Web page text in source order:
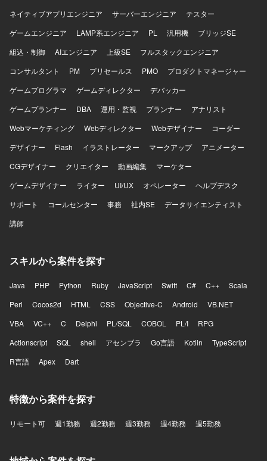
ネイティブアプリエンジニア
サーバーエンジニア
テスター
ゲームエンジニア
LAMP系エンジニア PL 汎用機
ブリッジSE
組込・制御
AIエンジニア 上級SE
フルスタックエンジニア
コンサルタント
PM プリセールス PMO
プロダクトマネージャー
ゲームプログラマ
ゲームディレクター
デバッカー
ゲームプランナー
DBA 運用・監視 プランナー
アナリスト
Webマーケティング
Webディレクター Webデザイナー
コーダー
デザイナー
Flash イラストレーター マークアップ
アニメーター
CGデザイナー
クリエイター 動画編集
マーケター
ゲームデザイナー
ライター UI/UX オペレーター
ヘルプデスク
サポート
コールセンター 事務 社内SE
データサイエンティスト
講師
スキルから案件を探す
Java PHP Python Ruby JavaScript Swift C# C++
Scala
Perl
Cocos2d HTML CSS Objective-C Android
VB.NET
VBA
VC++ C Delphi PL/SQL COBOL PL/I
RPG
Actionscript
SQL shell アセンブラ Go言語 Kotlin
TypeScript
R言語
Apex Dart
特徴から案件を探す
リモート可 週1勤務 週2勤務 週3勤務 週4勤務 週5勤務